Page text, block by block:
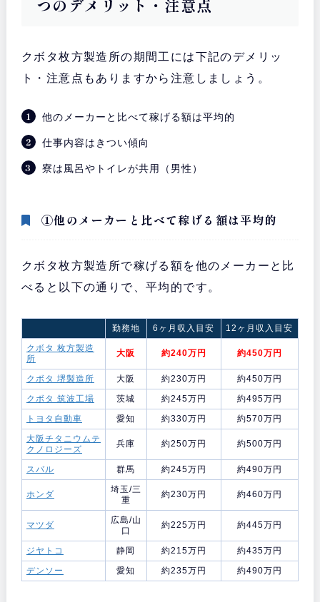
つのデメリット・注意点
クボタ枚方製造所の期間工には下記のデメリッ
ト・注意点もありますから注意しましょう。
他のメーカーと比べて稼げる額は平均的
仕事内容はきつい傾向
寮は風呂やトイレが共用（男性）
①他のメーカーと比べて稼げる額は平均的
クボタ枚方製造所で稼げる額を他のメーカーと比
べると以下の通りで、平均的です。
勤務地 6ヶ月収入目安
12ヶ月収入目安
クボタ 枚方製造
所
大阪 約240万円 約450万円
クボタ 堺製造所 大阪 約230万円
約450万円
クボタ 筑波工場
茨城 約245万円
約495万円
トヨタ自動車
愛知 約330万円
約570万円
大阪チタニウムテ
クノロジーズ
兵庫 約250万円 約500万円
スバル 群馬 約245万円 約490万円
ホンダ
埼玉/三
重
約230万円 約460万円
マツダ
広島/山
口
約225万円 約445万円
ジヤトコ 静岡 約215万円
約435万円
デンソー
愛知 約235万円 約490万円